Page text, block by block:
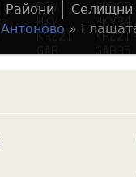
Райони Селищни
Антоново »